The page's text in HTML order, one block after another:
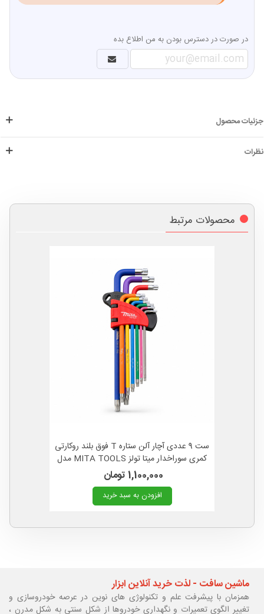
در صورت در دسترس بودن به من اطلاع بده
جزئیات محصول
نظرات
محصولات مرتبط
ست 9 عددی آچار آلن ستاره T فوق بلند روکارتی
کمری سوراخدار میتا تولز MITA TOOLS مدل
HY6001L
1,100,000 تومان
افزودن به سبد خرید
ماشین سافت - لذت خرید آنلاین ابزار
همزمان با پیشرفت علم و تکنولوژی های نوین در عرصه خودروسازی و
تغییر الگوی تعمیرات و نگهداری خودروها از شکل سنتی به شکل مدرن ،